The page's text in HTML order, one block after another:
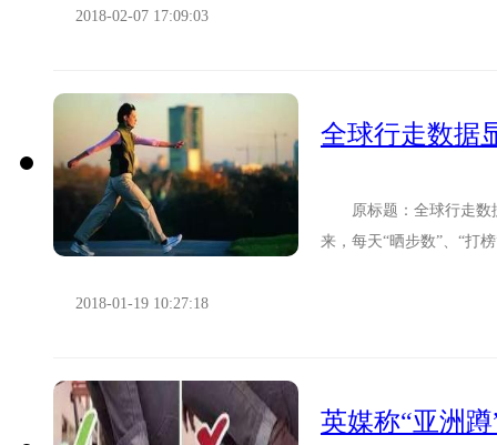
2018-02-07 17:09:03
全球行走数据
原标题：全球行走数
来，每天“晒步数”、“打
2018-01-19 10:27:18
英媒称“亚洲